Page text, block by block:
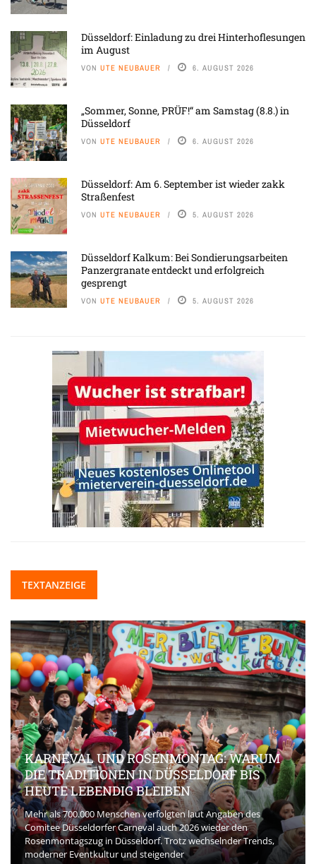
Düsseldorf: Einladung zu drei Hinterhoflesungen
im August
VON UTE NEUBAUER 6. AUGUST 2026
„Sommer, Sonne, PRÜF!“ am Samstag (8.8.) in
Düsseldorf
VON UTE NEUBAUER 6. AUGUST 2026
Düsseldorf: Am 6. September ist wieder zakk
Straßenfest
VON UTE NEUBAUER 5. AUGUST 2026
Düsseldorf Kalkum: Bei Sondierungsarbeiten
Panzergranate entdeckt und erfolgreich
gesprengt
VON UTE NEUBAUER 5. AUGUST 2026
TEXTANZEIGE
KARNEVAL UND ROSENMONTAG: WARUM
DIE TRADITIONEN IN DÜSSELDORF BIS
HEUTE LEBENDIG BLEIBEN
Mehr als 700.000 Menschen verfolgten laut Angaben des
Comitee Düsseldorfer Carneval auch 2026 wieder den
Rosenmontagszug in Düsseldorf. Trotz wechselnder Trends,
moderner Eventkultur und steigender